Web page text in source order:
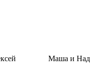
Маша и